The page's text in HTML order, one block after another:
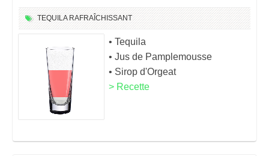
TEQUILA RAFRAÎCHISSANT
• Tequila
• Jus de Pamplemousse
• Sirop d'Orgeat
> Recette